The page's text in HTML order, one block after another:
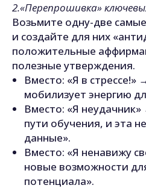
2.«Перепрошивка»
Возьмите одну-две
и создайте для них
положительные
полезные утверждения.
Вместо: «Я в
мобилизует энергию
Вместо: «Я
пути обучения, и эта
данные».
Вместо: «Я ненавижу
новые возможности
потенциала».